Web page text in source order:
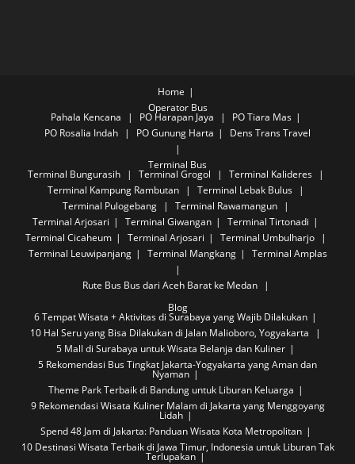
Home
Operator Bus
Pahala Kencana PO Harapan Jaya
PO Tiara Mas
PO Rosalia Indah
PO Gunung Harta Dens Trans Travel
Terminal Bus
Terminal Bungurasih Terminal Grogol
Terminal Kalideres
Terminal Kampung Rambutan
Terminal Lebak Bulus
Terminal Pulogebang
Terminal Rawamangun
Terminal Arjosari
Terminal Giwangan
Terminal Tirtonadi
Terminal Cicaheum
Terminal Arjosari
Terminal Umbulharjo
Terminal Leuwipanjang
Terminal Mangkang Terminal Amplas
Rute Bus Bus dari Aceh Barat ke Medan
Blog
6 Tempat Wisata + Aktivitas di Surabaya yang Wajib Dilakukan
10 Hal Seru yang Bisa Dilakukan di Jalan Malioboro, Yogyakarta
5 Mall di Surabaya untuk Wisata Belanja dan Kuliner
5 Rekomendasi Bus Tingkat Jakarta-Yogyakarta yang Aman dan
Nyaman
Theme Park Terbaik di Bandung untuk Liburan Keluarga
9 Rekomendasi Wisata Kuliner Malam di Jakarta yang Menggoyang
Lidah
Spend 48 Jam di Jakarta: Panduan Wisata Kota Metropolitan
10 Destinasi Wisata Terbaik di Jawa Timur, Indonesia untuk Liburan Tak
Terlupakan